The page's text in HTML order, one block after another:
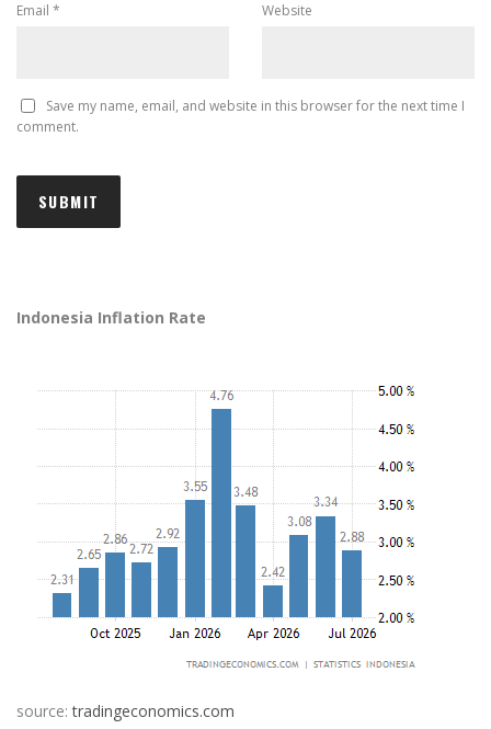
Email * Website
Save my name, email, and website in this browser for the next time I
comment.
Indonesia Inflation Rate
source:tradingeconomics.com